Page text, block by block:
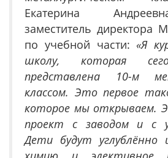
Екатерина
заместитель
по учебной части:«Я
школу, которая
представлена 10-м
классом. Это первое
которое мы открываем.
проект с заводом и с
Дети будут углублённо